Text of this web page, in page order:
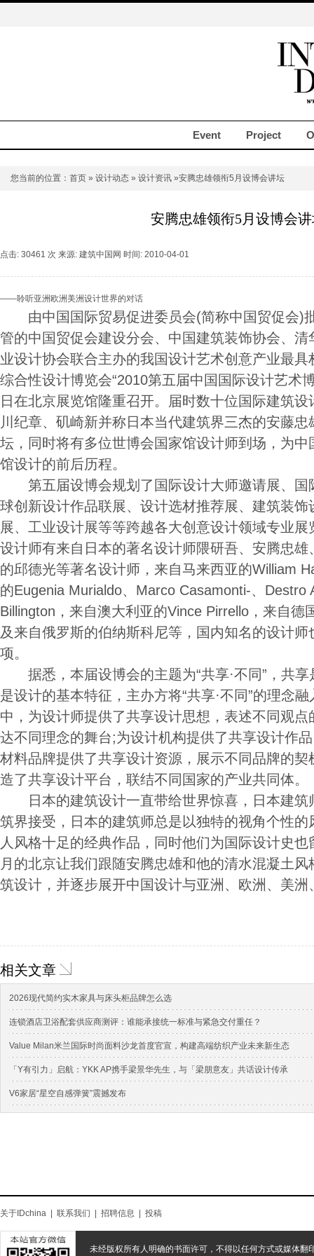
Event Project
您当前的位置： 首页 » 设计动态 » 设计资讯 »安腾忠雄领衔5月设博会讲坛
安腾忠雄领衔5月设博会
点击: 30461 次 来源: 建筑中国网 时间: 2010-04-01
——聆听亚洲欧洲美洲设计世界的对话
由中国国际贸易促进委员会(简称中国贸促会)
管的中国贸促会建设分会、中国建筑装饰协会、
业设计协会联合主办的我国设计艺术创意产业最
综合性设计博览会“2010第五届中国国际设计艺术
日在北京展览馆隆重召开。届时数十位国际建筑
川纪章、矶崎新并称日本当代建筑界三杰的安藤
坛，同时将有多位世博会国家馆设计师到场，为
馆设计的前后历程。
第五届设博会规划了国际设计大师邀请展、国
球创新设计作品联展、设计选材推荐展、建筑装
展、工业设计展等等跨越各大创意设计领域专业
设计师有来自日本的著名设计师隈研吾、安腾忠
的邱德光等著名设计师，来自马来西亚的William
的Eugenia Murialdo、Marco Casamonti-、Destro
Billington，来自澳大利亚的Vince Pirrello，来自德
及来自俄罗斯的伯纳斯科尼等，国内知名的设计
项。
据悉，本届设博会的主题为“共享·不同”，共享
是设计的基本特征，主办方将“共享·不同”的理念
中，为设计师提供了共享设计思想，表述不同观
达不同理念的舞台;为设计机构提供了共享设计作
材料品牌提供了共享设计资源，展示不同品牌的
造了共享设计平台，联结不同国家的产业共同体。
日本的建筑设计一直带给世界惊喜，日本建筑
筑界接受，日本的建筑师总是以独特的视角个性
人风格十足的经典作品，同时他们为国际设计史
月的北京让我们跟随安腾忠雄和他的清水混凝土
筑设计，并逐步展开中国设计与亚洲、欧洲、美洲
相关文章
2026现代简约实木家具与床头柜品牌怎么选
连锁酒店卫浴配套供应商测评：谁能承接统一标准与紧急交付重任？
Value Milan米兰国际时尚面料沙龙首度官宣，构建高端纺织产业未来新生态
「Y有引力」启航：YKK AP携手梁景华先生，与「梁朋意友」共话设计传承
V6家居“星空自感弹簧”震撼发布
关于IDchina 联系我们 招聘信息 投稿
未经版权所有人明确的书面许可，不得以任何方式或媒体翻